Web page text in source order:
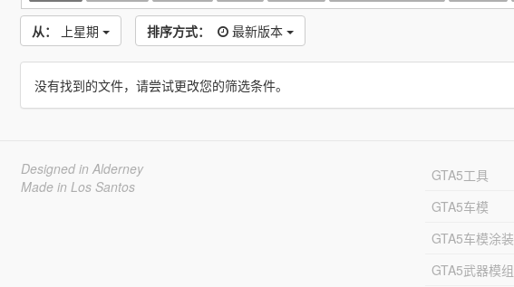
从： 上星期 排序方式： 最新版本
没有找到的文件，请尝试更改您的筛选条件。
Designed in Alderney
Made in Los Santos
GTA5工具
GTA5车模
GTA5车模涂装
GTA5武器模组